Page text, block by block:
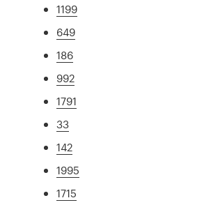
1199
649
186
992
1791
33
142
1995
1715